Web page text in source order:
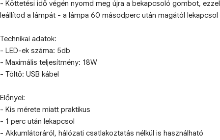
- Köttetési idő végén nyomd meg újra a bekapcsoló gombot, ezzel
leállítod a lámpát - a lámpa 60 másodperc után magától lekapcsol
Technikai adatok:
- LED-ek száma: 5db
- Maximális teljesítmény: 18W
- Töltő: USB kábel
Előnyei:
- Kis mérete miatt praktikus
- 1 perc után lekapcsol
- Akkumlátoráról, hálózati csatlakoztatás nélkül is használható